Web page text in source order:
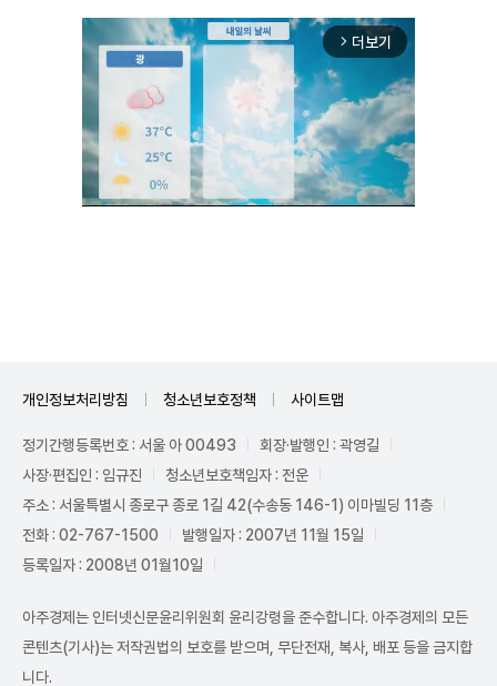
arrow_forward_ios 더보기
개인정보처리방침 청소년보호정책 사이트맵
정기간행등록번호 : 서울 아 00493
회장·발행인 : 곽영길
사장·편집인 : 임규진
청소년보호책임자 : 전운
주소 : 서울특별시 종로구 종로 1길 42(수송동 146-1) 이마빌딩 11층
전화 : 02-767-1500
발행일자 : 2007년 11월 15일
등록일자 : 2008년 01월10일
아주경제는 인터넷신문윤리위원회 윤리강령을 준수합니다. 아주경제의 모든
콘텐츠(기사)는 저작권법의 보호를 받으며, 무단전재, 복사, 배포 등을 금지합
니다.